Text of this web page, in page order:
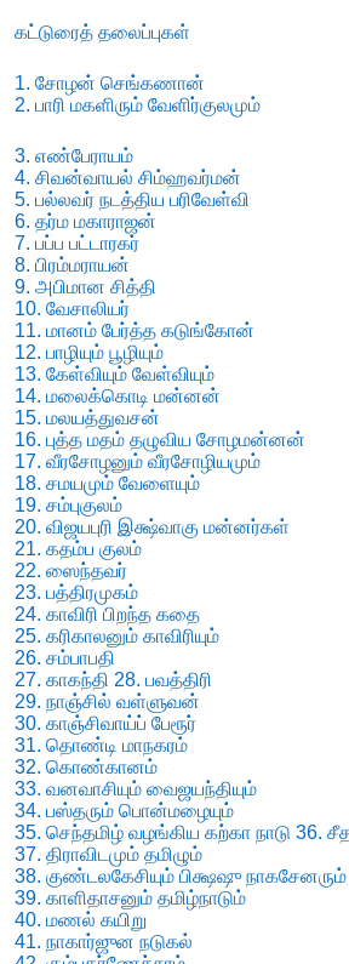
கட்டுரைத் தலைப்புகள்
1. சோழன் செங்கணான்
2. பாரி மகளிரும் வேளிர்குலமும்
3. எண்பேராயம்
4. சிவன்வாயல் சிம்ஹவர்மன்
5. பல்லவர் நடத்திய பரிவேள்வி
6. தர்ம மகாராஜன்
7. பப்ப பட்டாரகர்
8. பிரம்மராயன்
9. அபிமான சித்தி
10. வேசாலியர்
11. மானம் பேர்த்த கடுங்கோன்
12. பாழியும் பூழியும்
13. கேள்வியும் வேள்வியும்
14. மலைக்கொடி மன்னன்
15. மலயத்துவசன்
16. புத்த மதம் தழுவிய சோழமன்னன்
17. வீரசோழனும் வீரசோழியமும்
18. சமயமும் வேளையும்
19. சம்புகுலம்
20. விஜயபுரி இக்ஷ்வாகு மன்னர்கள்
21. கதம்ப குலம்
22. ஸைந்தவர்
23. பத்திரமுகம்
24. காவிரி பிறந்த கதை
25. கரிகாலனும் காவிரியும்
26. சம்பாபதி
27. காகந்தி 28. பவத்திரி
29. நாஞ்சில் வள்ளுவன்
30. காஞ்சிவாய்ப் பேரூர்
31. தொண்டி மாநகரம்
32. கொண்கானம்
33. வனவாசியும் வைஜயந்தியும்
34. பஸ்தரும் பொன்மழையும்
35. செந்தமிழ் வழங்கிய கற்கா நாடு 36. சீத
37. திராவிடமும் தமிழும்
38. குண்டலகேசியும் பிக்ஷஷு நாகசேனரும்
39. காளிதாசனும் தமிழ்நாடும்
40. மணல் கயிறு
41. நாகார்ஜுன நடுகல்